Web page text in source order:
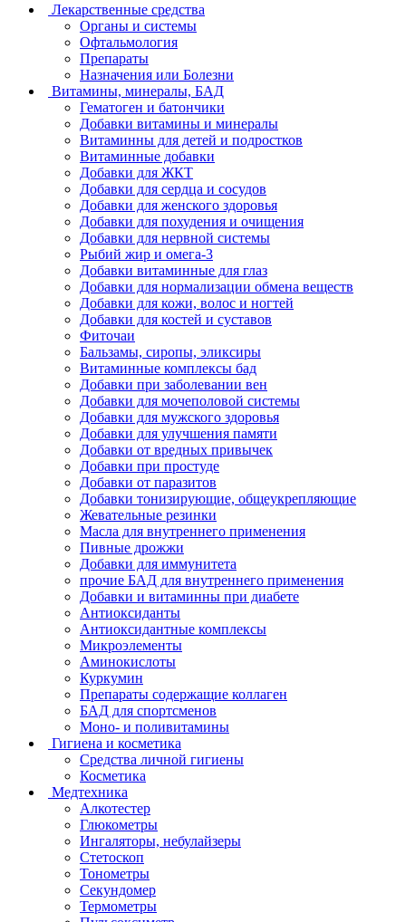
Лекарственные средства
Органы и системы
Офтальмология
Препараты
Назначения или Болезни
Витамины, минералы, БАД
Гематоген и батончики
Добавки витамины и минералы
Витаминны для детей и подростков
Витаминные добавки
Добавки для ЖКТ
Добавки для сердца и сосудов
Добавки для женского здоровья
Добавки для похудения и очищения
Добавки для нервной системы
Рыбий жир и омега-3
Добавки витаминные для глаз
Добавки для нормализации обмена веществ
Добавки для кожи, волос и ногтей
Добавки для костей и суставов
Фиточаи
Бальзамы, сиропы, эликсиры
Витаминные комплексы бад
Добавки при заболевании вен
Добавки для мочеполовой системы
Добавки для мужского здоровья
Добавки для улучшения памяти
Добавки от вредных привычек
Добавки при простуде
Добавки от паразитов
Добавки тонизирующие, общеукрепляющие
Жевательные резинки
Масла для внутреннего применения
Пивные дрожжи
Добавки для иммунитета
прочие БАД для внутреннего применения
Добавки и витаминны при диабете
Антиоксиданты
Антиоксидантные комплексы
Микроэлементы
Аминокислоты
Куркумин
Препараты содержащие коллаген
БАД для спортсменов
Моно- и поливитамины
Гигиена и косметика
Средства личной гигиены
Косметика
Медтехника
Алкотестер
Глюкометры
Ингаляторы, небулайзеры
Стетоскоп
Тонометры
Секундомер
Термометры